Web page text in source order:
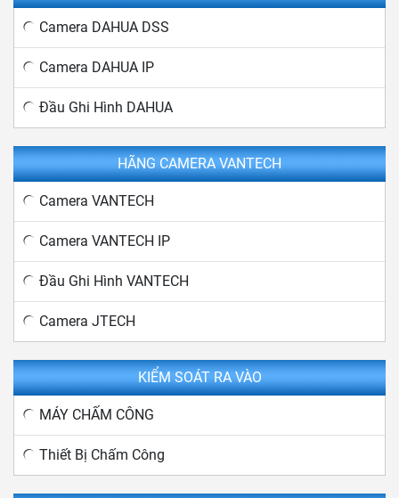
Camera DAHUA DSS
Camera DAHUA IP
Đầu Ghi Hình DAHUA
HÃNG CAMERA VANTECH
Camera VANTECH
Camera VANTECH IP
Đầu Ghi Hình VANTECH
Camera JTECH
KIỂM SOÁT RA VÀO
MÁY CHẤM CÔNG
Thiết Bị Chấm Công